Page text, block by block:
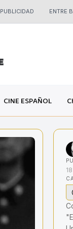
PUBLICIDAD ENTRE
CINE ESPAÑOL